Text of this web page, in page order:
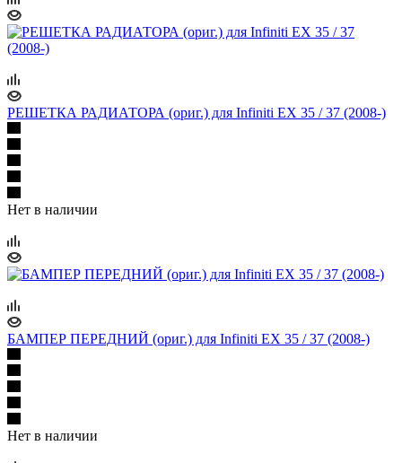
РЕШЕТКА РАДИАТОРА (ориг.) для Infiniti EX 35 / 37 (2008-)
Нет в наличии
БАМПЕР ПЕРЕДНИЙ (ориг.) для Infiniti EX 35 / 37 (2008-)
Нет в наличии